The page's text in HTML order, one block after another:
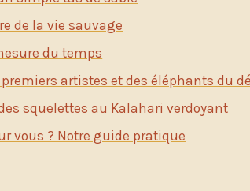
de la vie sauvage
du temps
artistes et des éléphants du
squelettes au Kalahari verdoyant
vous ? Notre guide pratique